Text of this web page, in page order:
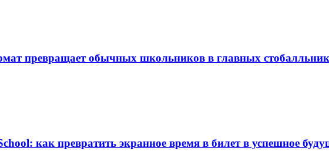
превращает обычных школьников в главных
как превратить экранное время в билет в успешное